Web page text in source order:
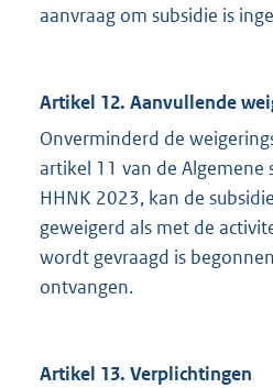
aanvraag om subsidie is
Artikel 12. Aanvullende
Onverminderd de
artikel 11 van de Algemene
HHNK 2023, kan de
geweigerd als met de
wordt gevraagd is
ontvangen.
Artikel 13. Verplichtingen